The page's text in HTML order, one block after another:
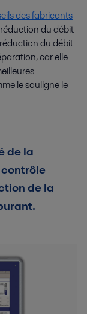
des fabricants
du débit
du débit
car elle
le souligne le
de la
de la